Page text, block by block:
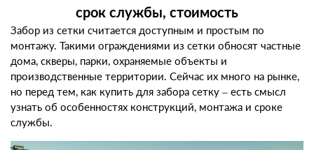
срок службы, стоимость
Забор из сетки считается доступным и простым по
монтажу. Такими ограждениями из сетки обносят частные
дома, скверы, парки, охраняемые объекты и
производственные территории. Сейчас их много на рынке,
но перед тем, как купить для забора сетку – есть смысл
узнать об особенностях конструкций, монтажа и сроке
службы.